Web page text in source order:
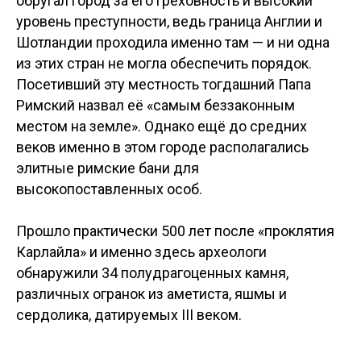
уровень преступности, ведь граница Англии и
Шотландии проходила именно там — и ни одна
из этих стран не могла обеспечить порядок.
Посетивший эту местность тогдашний Папа
Римский назвал её «самым беззаконным
местом на земле». Однако ещё до средних
веков именно в этом городе располагались
элитные римские бани для
высокопоставленных особ.
Прошло практически 500 лет после «проклятия
Карлайла» и именно здесь археологи
обнаружили 34 полудрагоценных камня,
различных огранок из аметиста, яшмы и
сердолика, датируемых III веком.